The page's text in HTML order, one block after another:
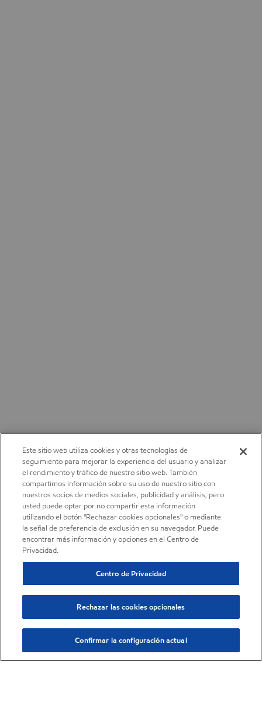
Este sitio web utiliza cookies y otras tecnologías de
seguimiento para mejorar la experiencia del usuario y analizar
el rendimiento y tráfico de nuestro sitio web. También
compartimos información sobre su uso de nuestro sitio con
nuestros socios de medios sociales, publicidad y análisis, pero
usted puede optar por no compartir esta información
utilizando el botón "Rechazar cookies opcionales" o mediante
la señal de preferencia de exclusión en su navegador. Puede
encontrar más información y opciones en el Centro de
Privacidad.
Centro de Privacidad
Rechazar las cookies opcionales
Confirmar la configuración actual